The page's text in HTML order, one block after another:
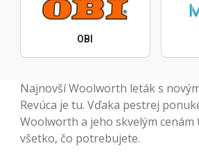
OBI
Najnovší Woolworth leták s
Revúca je tu. Vďaka pestrej
Woolworth a jeho skvelým
všetko, čo potrebujete.